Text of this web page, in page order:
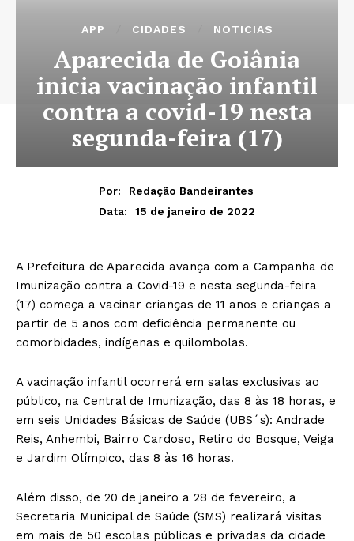
APP CIDADES NOTICIAS
Aparecida de Goiânia
inicia vacinação infantil
contra a covid-19 nesta
segunda-feira (17)
Por:
Redação Bandeirantes
Data:
15 de janeiro de 2022
A Prefeitura de Aparecida avança com a Campanha de
Imunização contra a Covid-19 e nesta segunda-feira
(17) começa a vacinar crianças de 11 anos e crianças a
partir de 5 anos com deficiência permanente ou
comorbidades, indígenas e quilombolas.
A vacinação infantil ocorrerá em salas exclusivas ao
público, na Central de Imunização, das 8 às 18 horas, e
em seis Unidades Básicas de Saúde (UBS´s): Andrade
Reis, Anhembi, Bairro Cardoso, Retiro do Bosque, Veiga
e Jardim Olímpico, das 8 às 16 horas.
Além disso, de 20 de janeiro a 28 de fevereiro, a
Secretaria Municipal de Saúde (SMS) realizará visitas
em mais de 50 escolas públicas e privadas da cidade